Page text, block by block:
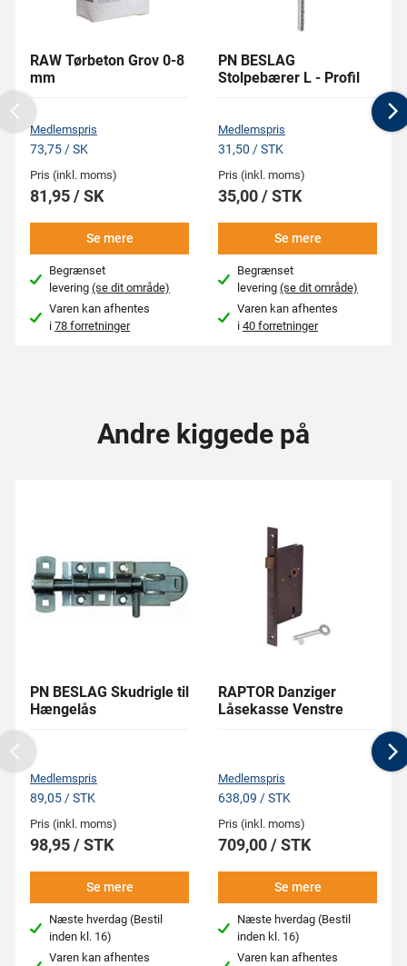
RAW Tørbeton Grov 0-8
mm
Medlemspris
73,75 / SK
Pris (inkl. moms)
81,95 / SK
Se mere
Begrænset
levering(se dit område)
Varen kan afhentes
i78 forretninger
PN BESLAG
Stolpebærer L - Profil
Medlemspris
31,50 / STK
Pris (inkl. moms)
35,00 / STK
Se mere
Begrænset
levering(se dit område)
Varen kan afhentes
i40 forretninger
Previous
Andre kiggede på
PN BESLAG Skudrigle til
Hængelås
Medlemspris
89,05 / STK
Pris (inkl. moms)
98,95 / STK
Se mere
Næste hverdag (Bestil
inden kl. 16)
Varen kan afhentes
RAPTOR Danziger
Låsekasse Venstre
Medlemspris
638,09 / STK
Pris (inkl. moms)
709,00 / STK
Se mere
Næste hverdag (Bestil
inden kl. 16)
Varen kan afhentes
Previous